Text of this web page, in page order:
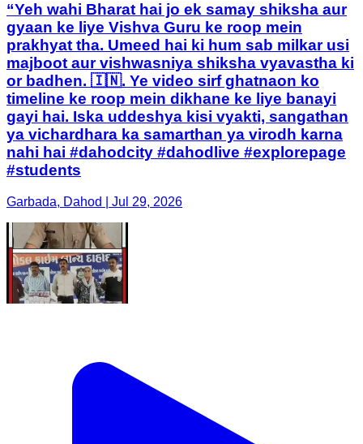
“Yeh wahi Bharat hai jo ek samay shiksha aur
gyaan ke liye Vishva Guru ke roop mein
prakhyat tha. Umeed hai ki hum sab milkar usi
majboot aur vishwasniya shiksha vyavastha ki
or badhen. 🇮🇳. Ye video sirf ghatnaon ko
timeline ke roop mein dikhane ke liye banayi
gayi hai. Iska uddeshya kisi vyakti, sangathan
ya vichardhara ka samarthan ya virodh karna
nahi hai #dahodcity #dahodlive #explorepage
#students
Garbada, Dahod | Jul 29, 2026